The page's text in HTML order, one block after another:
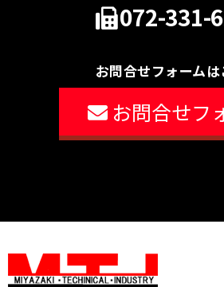
072-331-
お問合せフォームは
お問合せフ